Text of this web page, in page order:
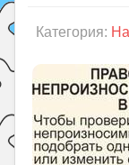
ГДЗ
Праздники
Психология
Летом!
Поиск
Категория: